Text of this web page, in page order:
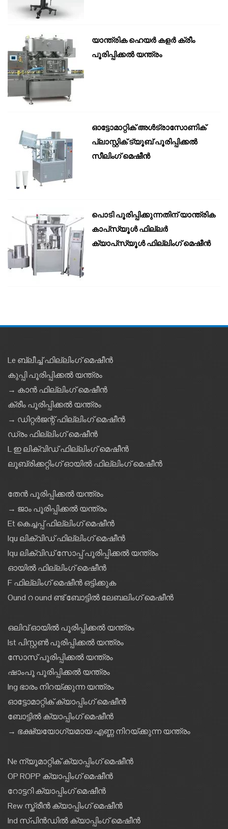
യാന്ത്രിക ഹെയർ കളർ ക്രീം
പൂരിപ്പിക്കൽ യന്ത്രം
ഓട്ടോമാറ്റിക് അൾട്രാസോണിക്
പ്ലാസ്റ്റിക് ട്യൂബ് പൂരിപ്പിക്കൽ
സീലിംഗ് മെഷീൻ
പൊടി പൂരിപ്പിക്കുന്നതിന് യാന്ത്രിക
കാപ്‌സ്യൂൾ ഫില്ലർ
ക്യാപ്‌സ്യൂൾ ഫില്ലിംഗ് മെഷീൻ
Le ബ്ലീച്ച് ഫില്ലിംഗ് മെഷീൻ
കുപ്പി പൂരിപ്പിക്കൽ യന്ത്രം
→ കാൻ ഫില്ലിംഗ് മെഷീൻ
ക്രീം പൂരിപ്പിക്കൽ യന്ത്രം
→ ഡിറ്റർജന്റ് ഫില്ലിംഗ് മെഷീൻ
ഡ്രം ഫില്ലിംഗ് മെഷീൻ
L ഇ ലിക്വിഡ് ഫില്ലിംഗ് മെഷീൻ
ലൂബ്രിക്കറ്റിംഗ് ഓയിൽ ഫില്ലിംഗ് മെഷീൻ
തേൻ പൂരിപ്പിക്കൽ യന്ത്രം
→ ജാം പൂരിപ്പിക്കൽ യന്ത്രം
Et കെച്ചപ്പ് ഫില്ലിംഗ് മെഷീൻ
Iqu ലിക്വിഡ് ഫില്ലിംഗ് മെഷീൻ
Iqu ലിക്വിഡ് സോപ്പ് പൂരിപ്പിക്കൽ യന്ത്രം
ഓയിൽ ഫില്ലിംഗ് മെഷീൻ
F ഫില്ലിംഗ് മെഷീൻ ഒട്ടിക്കുക
Ound റ ound ണ്ട് ബോട്ടിൽ ലേബലിംഗ് മെഷീൻ
ഒലിവ് ഓയിൽ പൂരിപ്പിക്കൽ യന്ത്രം
Ist പിസ്റ്റൺ പൂരിപ്പിക്കൽ യന്ത്രം
സോസ് പൂരിപ്പിക്കൽ യന്ത്രം
ഷാംപൂ പൂരിപ്പിക്കൽ യന്ത്രം
Ing ഭാരം നിറയ്ക്കുന്ന യന്ത്രം
ഓട്ടോമാറ്റിക് ക്യാപ്പിംഗ് മെഷീൻ
ബോട്ടിൽ ക്യാപ്പിംഗ് മെഷീൻ
→ ഭക്ഷ്യയോഗ്യമായ എണ്ണ നിറയ്ക്കുന്ന യന്ത്രം
Ne ന്യൂമാറ്റിക് ക്യാപ്പിംഗ് മെഷീൻ
OP ROPP ക്യാപ്പിംഗ് മെഷീൻ
റോട്ടറി ക്യാപ്പിംഗ് മെഷീൻ
Rew സ്ക്രീൻ ക്യാപ്പിംഗ് മെഷീൻ
Ind സ്പിൻഡിൽ ക്യാപ്പിംഗ് മെഷീൻ